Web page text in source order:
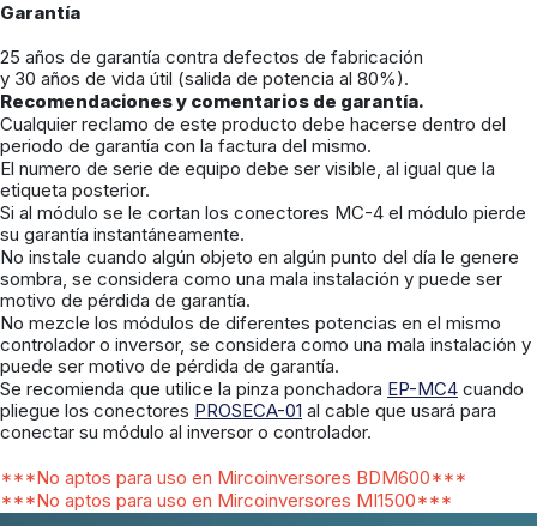
Garantía
25 años de garantía contra defectos de fabricación
y 30 años de vida útil (salida de potencia al 80%).
Recomendaciones y comentarios de garantía.
Cualquier reclamo de este producto debe hacerse dentro del
periodo de garantía con la factura del mismo.
El numero de serie de equipo debe ser visible, al igual que la
etiqueta posterior.
Si al módulo se le cortan los conectores MC-4 el módulo pierde
su garantía instantáneamente.
No instale cuando algún objeto en algún punto del día le genere
sombra, se considera como una mala instalación y puede ser
motivo de pérdida de garantía.
No mezcle los módulos de diferentes potencias en el mismo
controlador o inversor, se considera como una mala instalación y
puede ser motivo de pérdida de garantía.
Se recomienda que utilice la pinza ponchadora EP-MC4 cuando
pliegue los conectores PROSECA-01 al cable que usará para
conectar su módulo al inversor o controlador.
***No aptos para uso en Mircoinversores BDM600***
***No aptos para uso en Mircoinversores MI1500***